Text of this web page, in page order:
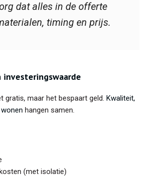
dat alles in de offerte
timing en prijs.
investeringswaarde
gratis, maar het bespaart geld. Kwaliteit,
hangen samen.
(met isolatie)